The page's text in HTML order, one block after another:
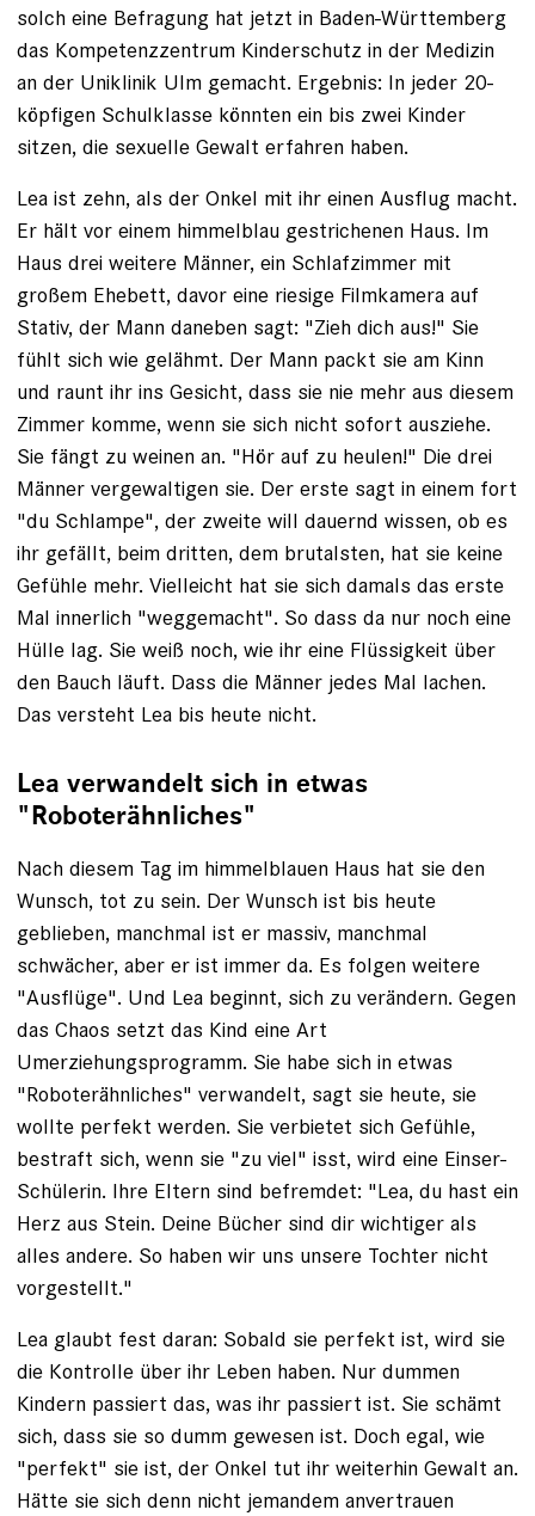
solch eine Befragung hat jetzt in Baden-Würt­temberg
das Kompetenzzentrum Kinderschutz in der Medizin
an der Uniklinik Ulm gemacht. Ergebnis: In jeder 20-
köpfigen Schulklasse könnten ein bis zwei Kinder
sitzen, die sexuelle Gewalt erfahren haben.
Lea ist zehn, als der Onkel mit ihr einen Ausflug macht.
Er hält vor einem himmelblau gestrichenen Haus. Im
Haus drei weitere Männer, ein Schlafzimmer mit
großem Ehebett, davor ­eine riesige Filmkamera auf
Stativ, der Mann daneben sagt: "Zieh dich aus!" Sie
fühlt sich wie gelähmt. Der Mann packt sie am Kinn
und raunt ihr ins Gesicht, dass sie nie mehr aus diesem
Zimmer komme, wenn sie sich nicht sofort ausziehe.
Sie fängt zu weinen an. "Hör auf zu heulen!" Die drei
Männer vergewaltigen sie. Der erste sagt in einem fort
"du Schlampe", der zweite will dauernd wissen, ob es
ihr gefällt, beim dritten, dem brutalsten, hat sie keine
Gefühle mehr. Vielleicht hat sie sich damals das erste
Mal innerlich "weggemacht". So dass da nur noch eine
Hülle lag. Sie weiß noch, wie ihr eine Flüssig­keit über
den Bauch läuft. Dass die Männer jedes Mal lachen.
Das versteht Lea bis heute nicht.
Lea verwandelt sich in etwas
"Roboterähnliches"
Nach diesem Tag im himmelblauen Haus hat sie den
Wunsch, tot zu sein. Der Wunsch ist bis heute
geblieben, manchmal ist er massiv, manchmal
schwächer, aber er ist immer da. Es folgen weitere
"Ausflüge". Und Lea beginnt, sich zu verändern. Gegen
das Chaos setzt das Kind eine Art
Umerziehungsprogramm. Sie habe sich in etwas
"Roboterähnliches" verwandelt, sagt sie heute, sie
wollte perfekt werden. Sie verbietet sich Gefühle,
bestraft sich, wenn sie "zu viel" isst, wird eine Einser-
Schülerin. Ihre Eltern sind befremdet: "Lea, du hast ein
Herz aus Stein. Deine Bücher sind dir wichtiger als
alles andere. So haben wir uns ­unsere Tochter nicht
vorgestellt."
Lea glaubt fest daran: Sobald sie perfekt ist, wird sie
die Kontrolle über ihr Leben haben. Nur dummen
Kindern passiert das, was ihr passiert ist. Sie schämt
sich, dass sie so dumm gewesen ist. Doch egal, wie
"perfekt" sie ist, der Onkel tut ihr weiterhin Gewalt an.
Hätte sie sich denn nicht jemandem anvertrauen